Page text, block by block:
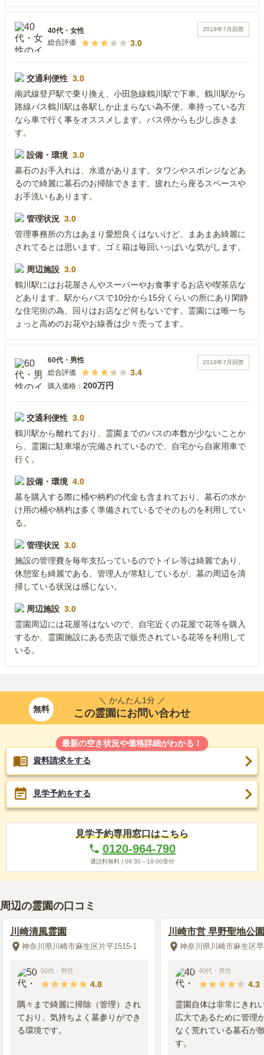
2019年7月 回答
40代 ・ 女性
総合評価
3.0
交通利便性 3.0
南武線登戸駅で乗り換え、小田急線鶴川駅で下車。鶴川駅から
路線バス鶴川駅は各駅しか止まらない為不便。車持っている方
なら車で行く事をオススメします。バス停からも少し歩きま
す。
設備・環境 3.0
墓石のお手入れは、水道があります。タワシやスポンジなどあ
るので綺麗に墓石のお掃除できます。疲れたら座るスペースや
お手洗いもあります。
管理状況 3.0
管理事務所の方はあまり愛想良くはないけど、まあまあ綺麗に
されてるとは思います。ゴミ箱は毎回いっぱいな気がします。
周辺施設 3.0
鶴川駅にはお花屋さんやスーパーやお食事するお店や喫茶店な
どあります。駅からバスで10分から15分くらいの所にあり閑静
な住宅街の為、回りはお店など何もないです。霊園には唯一ち
ょっと高めのお花やお線香は少々売ってます。
2019年7月 回答
60代 ・ 男性
総合評価
3.4
購入価格： 200万円
交通利便性 3.0
鶴川駅から離れており、霊園までのバスの本数が少ないことか
ら、霊園に駐車場が完備されているので、自宅から自家用車で
行く。
設備・環境 4.0
墓を購入する際に桶や柄杓の代金も含まれており、墓石の水か
け用の桶や柄杓は多く準備されているでそのものを利用してい
る。
管理状況 3.0
施設の管理費を毎年支払っているのでトイレ等は綺麗であり、
休憩室も綺麗である。管理人が常駐しているが、墓の周辺を清
掃している状況は感じない。
周辺施設 3.0
霊園周辺には花屋等はないので、自宅近くの花屋で花等を購入
するか、霊園施設にある売店で販売されている花等を利用して
いる。
無料
＼ かんたん1分 ／
この霊園にお問い合わせ
最新の空き状況や価格詳細がわかる！
資料請求をする
見学予約をする
見学予約専用窓口はこちら
0120-964-790
通話料無料 | 09:30～18:00受付
周辺の霊園の口コミ
川崎清風霊園
神奈川県川崎市麻生区片平1515-1
50代 ・ 男性
4.8
隅々まで綺麗に掃除（管理）され
ており、気持ちよく墓参りができ
る環境です。
川崎市営 早野聖地公園
神奈川県川崎市麻生区
40代 ・ 男性
4.3
霊園自体は非常にきれ
広大であるために管理
なく荒れている墓石が
す。